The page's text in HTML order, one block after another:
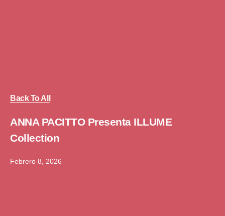
Back To All
ANNA PACITTO Presenta ILLUME
Collection
Febrero 8, 2026